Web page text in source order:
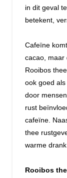
in dit geval
betekent,
Cafeïne
cacao, maar
Rooibos
ook goed
door
rust
cafeïne.
thee
warme
Rooibos